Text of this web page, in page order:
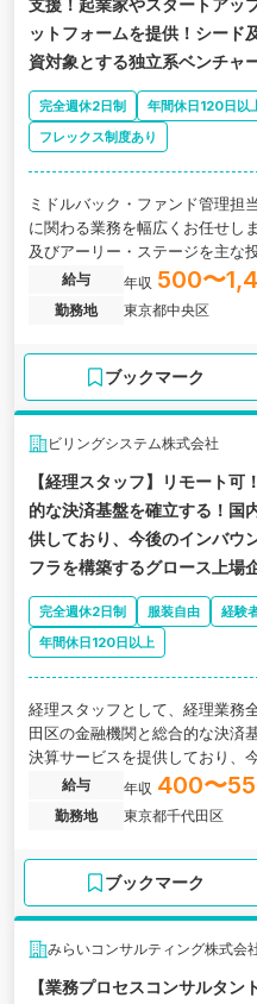
支援！起業家やスタートアッ
ットフォームを提供！シード
資対象とする独立系ベンチャ
完全週休2日制 年間休日120日以
フレックス制度あり
ミドルバック・ファンド管理担
に関わる業務を幅広くお任せし
及びアーリー・ステージを主な
ャピタルの求人です。
給与 年収 500〜
勤務地
東京都中央区
ブックマーク
ビリングシステム株式会社
【経理スタッフ】リモート
的な決済基盤を確立する！国
供しており、今後のインバウ
フラを構築するグロース上場
完全週休2日制 服装自由 経験
年間休日120日以上
経理スタッフとして、経理業務
田区の金融機関と総合的な決済
決算サービスを提供しており、
れる決済インフラを構築するグ
給与 年収 400〜
勤務地
東京都千代田区
ブックマーク
みらいコンサルティング株式会
【業務プロセスコンサルタン